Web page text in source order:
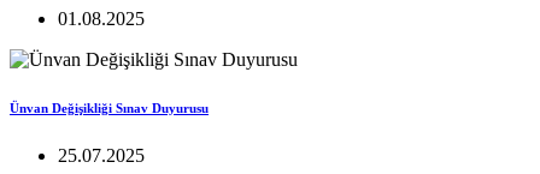
01.08.2025
Ünvan Değişikliği Sınav Duyurusu
25.07.2025